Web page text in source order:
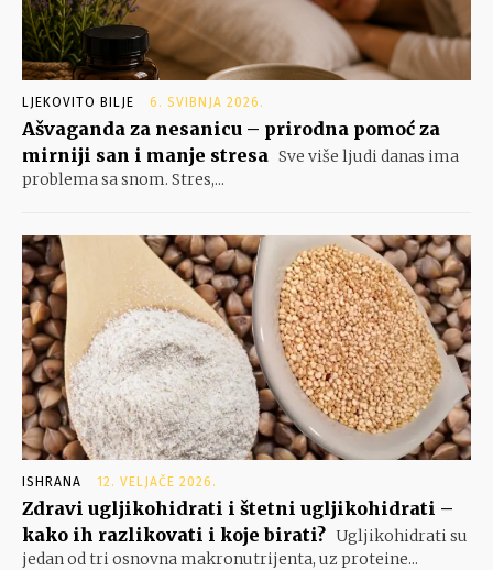
LJEKOVITO BILJE 6. SVIBNJA 2026.
Ašvaganda za nesanicu – prirodna pomoć za
mirniji san i manje stresa Sve više ljudi danas ima
problema sa snom. Stres,...
ISHRANA 12. VELJAČE 2026.
Zdravi ugljikohidrati i štetni ugljikohidrati –
kako ih razlikovati i koje birati? Ugljikohidrati su
jedan od tri osnovna makronutrijenta, uz proteine...